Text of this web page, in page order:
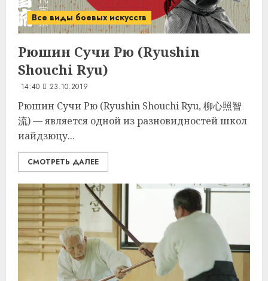
Все виды боевых искусств
Рюшин Cучи Рю (Ryushin
Shouchi Ryu)
14:40 23.10.2019
Рюшин Cучи Рю (Ryushin Shouchi Ryu, 柳心照智
流) — является одной из разновидностей школ
иайдзюцу...
СМОТРЕТЬ ДАЛЕЕ